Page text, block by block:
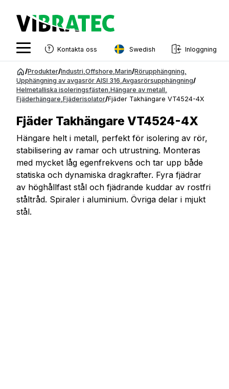
Hoppa
innehåll
Kontakta oss Swedish
English
Swedish
Norwegian
French
Estonian
Finnish
Danish
Inloggning
/Produkter/Industri Offshore Marin/Rörupphängning
Upphängning av avgasrör AISI 316 Avgasrörsupphängning/
Helmetalliska isoleringsfästen Hängare av metall
Fjäderhängare Fjäderisolator/Fjäder Takhängare VT4524-4X
Fjäder Takhängare VT4524-4X
Hängare helt i metall, perfekt för isolering av rör,
stabilisering av ramar och utrustning. Monteras
med mycket låg egenfrekvens och tar upp både
statiska och dynamiska dragkrafter. Fyra fjädrar
av höghållfast stål och fjädrande kuddar av rostfri
ståltråd. Spiraler i aluminium. Övriga delar i mjukt
stål.